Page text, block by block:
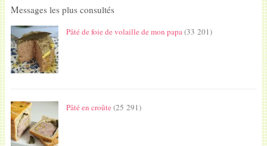
Messages les plus consultés
Pâté de foie de volaille de mon papa(33 201)
Pâté en croûte(25 291)